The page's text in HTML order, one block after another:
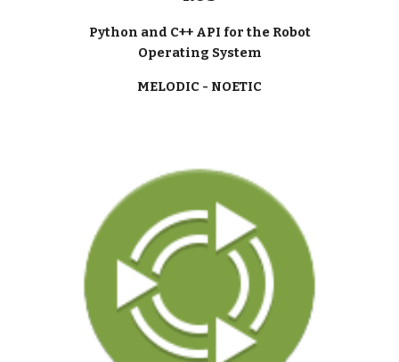
Python and C++ API for the Robot
Operating System
MELODIC - NOETIC